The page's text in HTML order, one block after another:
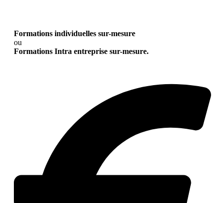
Formations individuelles sur-mesure
ou
Formations Intra entreprise sur-mesure.